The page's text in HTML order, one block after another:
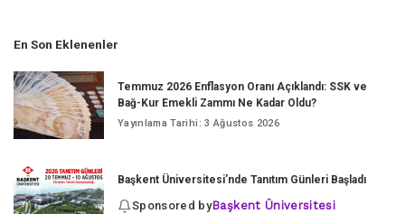
En Son Eklenenler
Temmuz 2026 Enflasyon Oranı Açıklandı: SSK ve
Bağ-Kur Emekli Zammı Ne Kadar Oldu?
Yayınlama Tarihi: 3 Ağustos 2026
Başkent Üniversitesi’nde Tanıtım Günleri Başladı
Sponsored byBaşkent Üniversitesi